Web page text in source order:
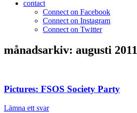
contact
Connect on Facebook
Connect on Instagram
Connect on Twitter
månadsarkiv: augusti 2011
Pictures: FSOS Society Party
Lämna ett svar